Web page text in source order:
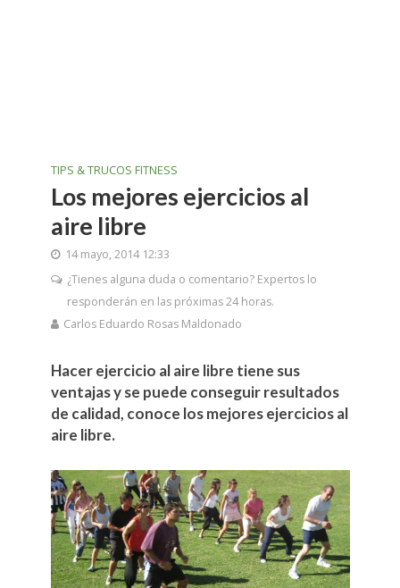
TIPS & TRUCOS FITNESS
Los mejores ejercicios al
aire libre
14 mayo, 2014 12:33
¿Tienes alguna duda o comentario? Expertos lo
responderán en las próximas 24 horas.
Carlos Eduardo Rosas Maldonado
Hacer ejercicio al aire libre tiene sus
ventajas y se puede conseguir resultados
de calidad, conoce los mejores ejercicios al
aire libre.